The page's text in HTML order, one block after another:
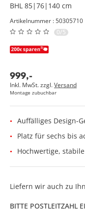
BHL 85|76|140 cm
Artikelnummer : 50305710
0/5
999,-
Inkl. MwSt. zzgl.Versand
Montage zubuchbar
Auffälliges Design-
Platz für sechs bis
Hochwertige,
Liefern wir auch zu
BITTE POSTLEITZAHL